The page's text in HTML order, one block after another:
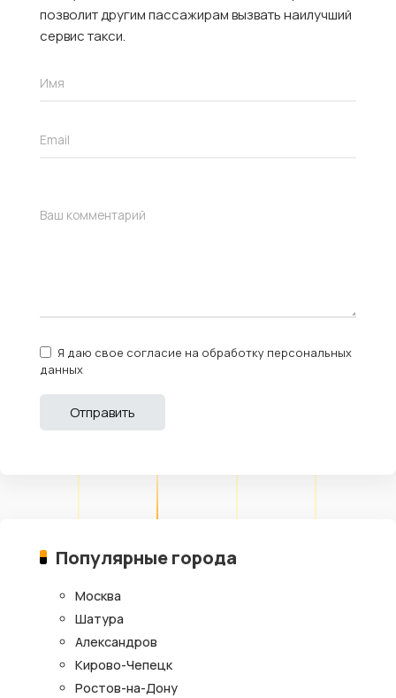
позволит другим пассажирам вызвать наилучший
сервис такси.
Я даю свое согласие на обработку персональных
данных
Популярные города
Москва
Шатура
Александров
Кирово-Чепецк
Ростов-на-Дону